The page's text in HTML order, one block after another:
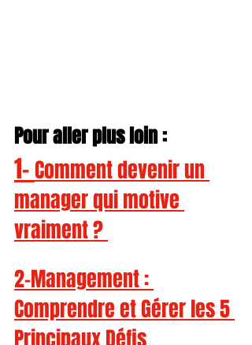
Pour aller plus loin :
1- Comment devenir un
manager qui motive
vraiment ?
2-Management :
Comprendre et Gérer les 5